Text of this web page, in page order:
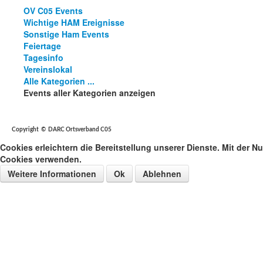
OV C05 Events
Wichtige HAM Ereignisse
Sonstige Ham Events
Feiertage
Tagesinfo
Vereinslokal
Alle Kategorien ...
Events aller Kategorien anzeigen
Copyright © DARC Ortsverband C05
Cookies erleichtern die Bereitstellung unserer Dienste. Mit der
Cookies verwenden.
Weitere Informationen
Ok Ablehnen